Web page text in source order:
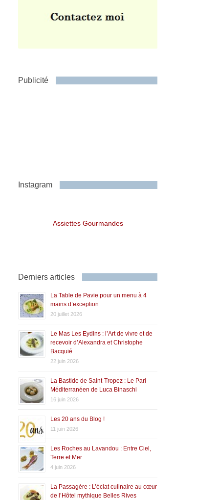
Publicité
Instagram
Assiettes Gourmandes
Derniers articles
La Table de Pavie pour un menu à 4
mains d’exception
20 juillet 2026
Le Mas Les Eydins : l’Art de vivre et de
recevoir d’Alexandra et Christophe
Bacquié
22 juin 2026
La Bastide de Saint-Tropez : Le Pari
Méditerranéen de Luca Binaschi
16 juin 2026
Les 20 ans du Blog !
11 juin 2026
Les Roches au Lavandou : Entre Ciel,
Terre et Mer
4 juin 2026
La Passagère : L’éclat culinaire au cœur
de l’Hôtel mythique Belles Rives